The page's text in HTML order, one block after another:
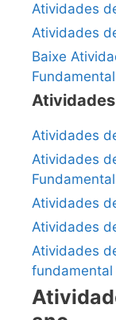
Atividades
Atividades
Baixe
Fundamental
Atividades
Atividades
Fundamental
Atividades
Atividades
Atividades
fundamental